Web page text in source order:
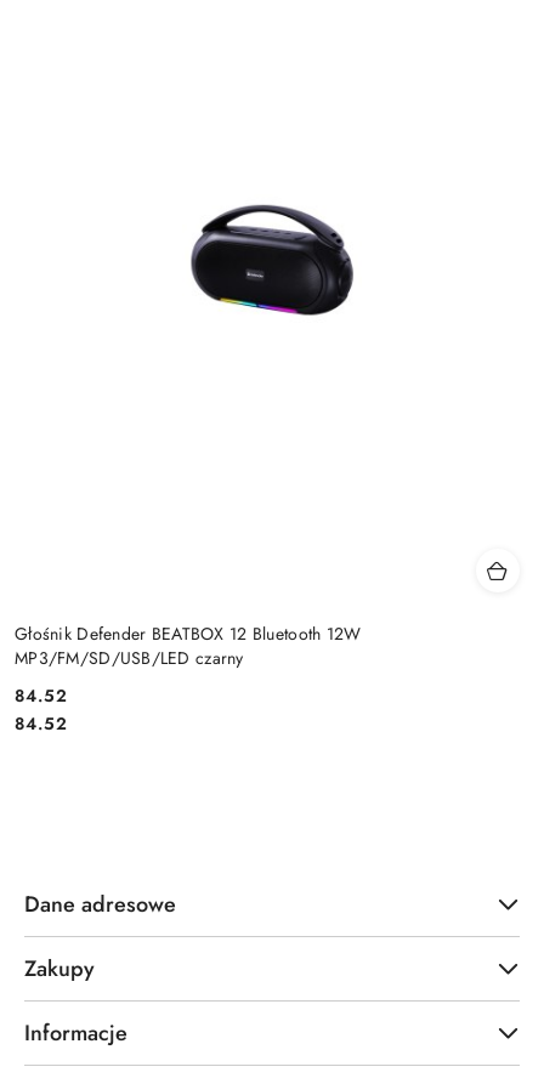
Głośnik Defender BEATBOX 12 Bluetooth 12W
MP3/FM/SD/USB/LED czarny
Cena:
84.52
Cena:
84.52
Dane adresowe
Zakupy
Informacje